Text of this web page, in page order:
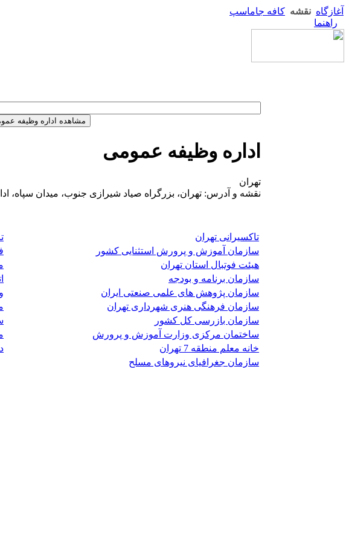
آغازگاه نقشه کافه جاماسپ
راهنما
اداره وظیفه عمومی
تهران
نقشه و آدرس: تهران، بزرگراه صیاد شیرازی جنوب، میدان سپاه،
تاکسیرانی تهران
سازمان آموزش و پرورش استثنایی کشور
هیئت فوتبال استان تهران
سازمان برنامه و بودجه
سازمان پژوهش های علمی صنعتی ایران
سازمان فرهنگی هنری شهرداری تهران
سازمان بازرسی کل کشور
ساختمان مرکزی وزارت آموزش و پرورش
خانه معلم منطقه 7 تهران
سازمان جغرافیای نیروهای مسلح